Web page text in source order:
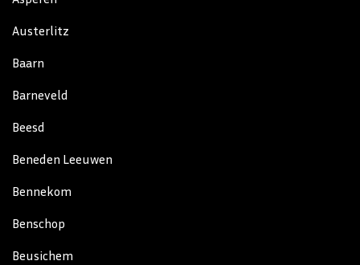
Austerlitz
Baarn
Barneveld
Beesd
Beneden Leeuwen
Bennekom
Benschop
Beusichem